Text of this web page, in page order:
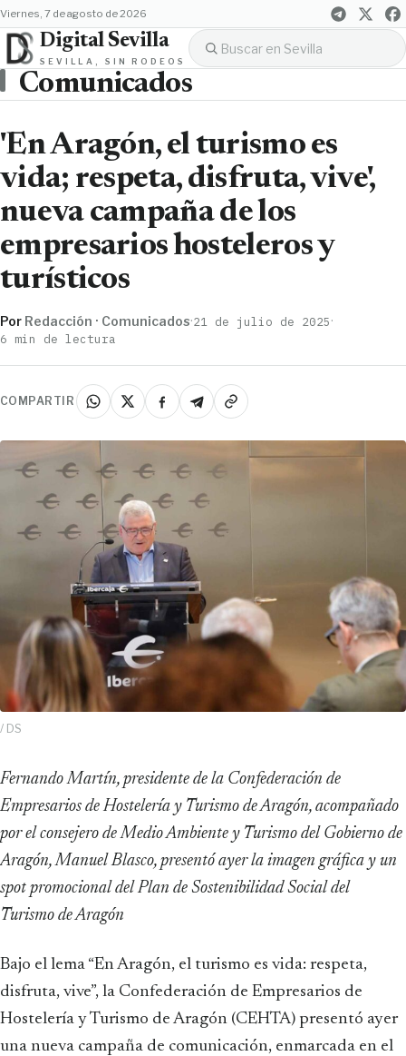
viernes, 7 de agosto de 2026
Digital Sevilla
SEVILLA, SIN RODEOS
Comunicados
'En Aragón, el turismo es
vida; respeta, disfruta, vive',
nueva campaña de los
empresarios hosteleros y
turísticos
Por Redacción · Comunicados·21 de julio de 2025·
6 min de lectura
COMPARTIR
/ DS
Fernando Martín, presidente de la Confederación de
Empresarios de Hostelería y Turismo de Aragón, acompañado
por el consejero de Medio Ambiente y Turismo del Gobierno de
Aragón, Manuel Blasco, presentó ayer la imagen gráfica y un
spot promocional del Plan de Sostenibilidad Social del
Turismo de Aragón
Bajo el lema “En Aragón, el turismo es vida: respeta,
disfruta, vive”, la Confederación de Empresarios de
Hostelería y Turismo de Aragón (CEHTA) presentó ayer
una nueva campaña de comunicación, enmarcada en el